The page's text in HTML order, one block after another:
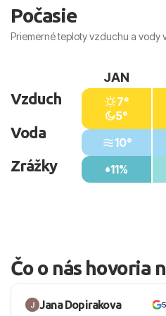
Počasie
Priemerné teploty vzduchu a vody
Vzduch
Voda
Zrážky
JAN
7°
5°
10°
11%
Čo o nás hovoria
Jana Dopirakova 5